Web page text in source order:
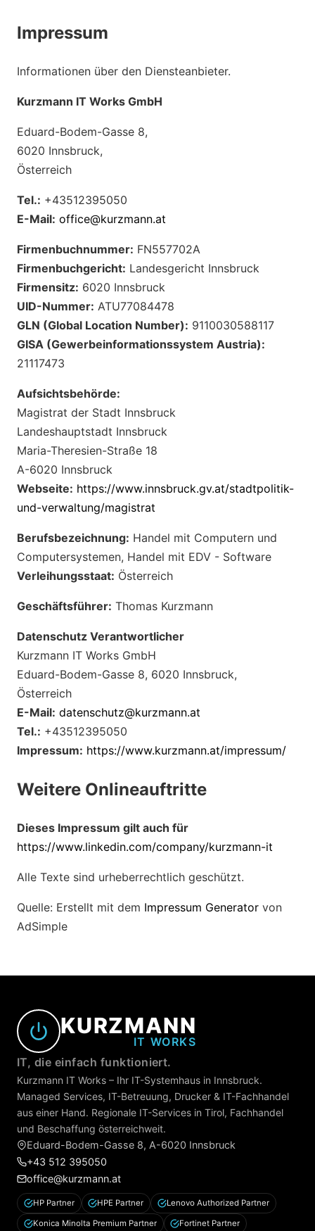
Impressum
Informationen über den Diensteanbieter.
Kurzmann IT Works GmbH
Eduard-Bodem-Gasse 8,
6020 Innsbruck,
Österreich
Tel.: +43512395050
E-Mail: office@kurzmann.at
Firmenbuchnummer: FN557702A
Firmenbuchgericht: Landesgericht Innsbruck
Firmensitz: 6020 Innsbruck
UID-Nummer: ATU77084478
GLN (Global Location Number): 9110030588117
GISA (Gewerbeinformationssystem Austria):
21117473
Aufsichtsbehörde:
Magistrat der Stadt Innsbruck
Landeshauptstadt Innsbruck
Maria-Theresien-Straße 18
A-6020 Innsbruck
Webseite: https://www.innsbruck.gv.at/stadtpolitik-
und-verwaltung/magistrat
Berufsbezeichnung: Handel mit Computern und
Computersystemen, Handel mit EDV - Software
Verleihungsstaat: Österreich
Geschäftsführer: Thomas Kurzmann
Datenschutz Verantwortlicher
Kurzmann IT Works GmbH
Eduard-Bodem-Gasse 8, 6020 Innsbruck,
Österreich
E-Mail: datenschutz@kurzmann.at
Tel.: +43512395050
Impressum: https://www.kurzmann.at/impressum/
Weitere Onlineauftritte
Dieses Impressum gilt auch für
https://www.linkedin.com/company/kurzmann-it
Alle Texte sind urheberrechtlich geschützt.
Quelle: Erstellt mit dem Impressum Generator von
AdSimple
KURZMANN
IT WORKS
IT, die einfach funktioniert.
Kurzmann IT Works – Ihr IT-Systemhaus in Innsbruck.
Managed Services, IT-Betreuung, Drucker & IT-Fachhandel
aus einer Hand. Regionale IT-Services in Tirol, Fachhandel
und Beschaffung österreichweit.
Eduard-Bodem-Gasse 8, A-6020 Innsbruck
+43 512 395050
office@kurzmann.at
HP Partner HPE Partner Lenovo Authorized Partner
Konica Minolta Premium Partner Fortinet Partner